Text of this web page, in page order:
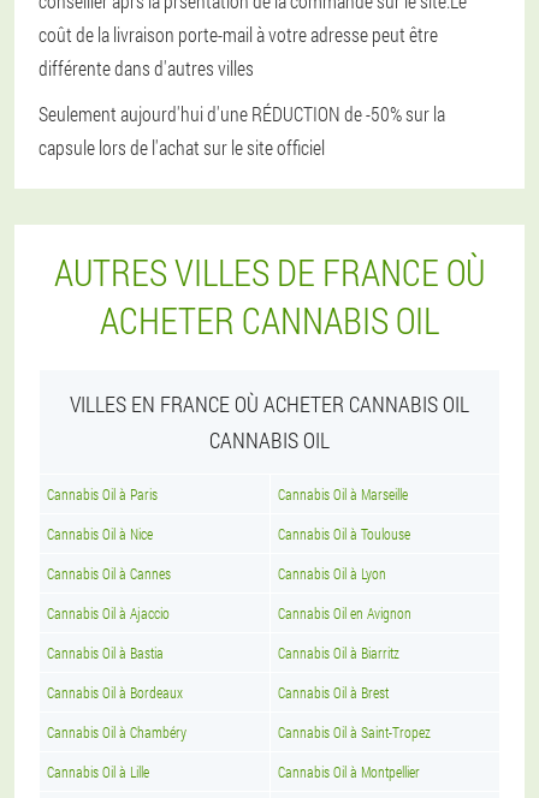
coût de la livraison porte-mail à votre adresse peut être
différente dans d'autres villes
Seulement aujourd'hui d'une RÉDUCTION de -50% sur la
capsule lors de l'achat sur le site officiel
AUTRES VILLES DE FRANCE OÙ
ACHETER CANNABIS OIL
VILLES EN FRANCE OÙ ACHETER CANNABIS OIL
CANNABIS OIL
Cannabis Oil à Paris Cannabis Oil à Marseille
Cannabis Oil à Nice Cannabis Oil à Toulouse
Cannabis Oil à Cannes Cannabis Oil à Lyon
Cannabis Oil à Ajaccio Cannabis Oil en Avignon
Cannabis Oil à Bastia Cannabis Oil à Biarritz
Cannabis Oil à Bordeaux Cannabis Oil à Brest
Cannabis Oil à Chambéry Cannabis Oil à Saint-Tropez
Cannabis Oil à Lille Cannabis Oil à Montpellier